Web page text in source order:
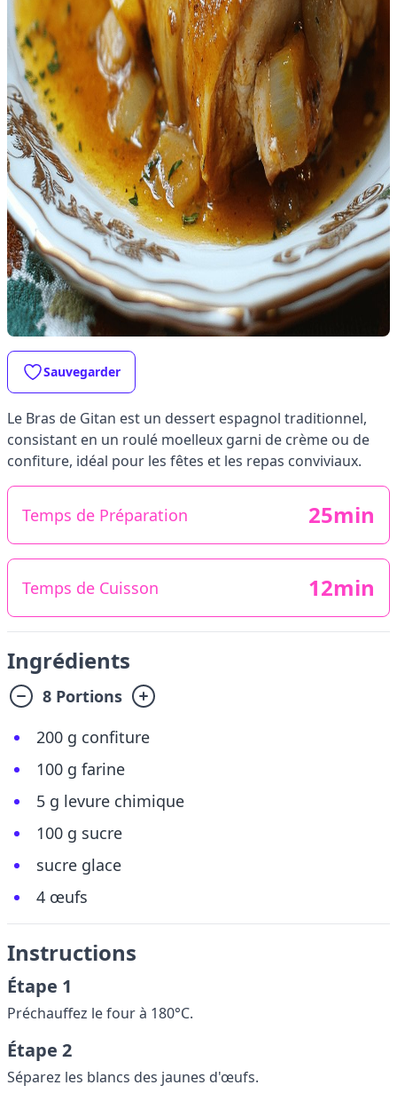
Sauvegarder
Le Bras de Gitan est un dessert espagnol traditionnel,
consistant en un roulé moelleux garni de crème ou de
confiture, idéal pour les fêtes et les repas conviviaux.
Temps de Préparation 25min
Temps de Cuisson 12min
Ingrédients
8 Portions
200 g confiture
100 g farine
5 g levure chimique
100 g sucre
sucre glace
4 œufs
Instructions
Étape 1
Préchauffez le four à 180°C.
Étape 2
Séparez les blancs des jaunes d'œufs.